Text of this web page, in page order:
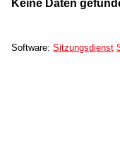
Keine Daten
Software: Sitzungsdienst